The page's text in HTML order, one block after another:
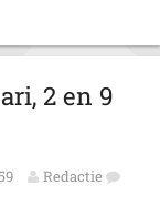
2 en 9
Redactie